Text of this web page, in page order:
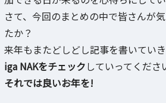
さて、今回のまとめの中で皆さんが
たか？
来年もまたどしどし記事を書いてい
iga NAKをチェックしていってくださ
それでは良いお年を!